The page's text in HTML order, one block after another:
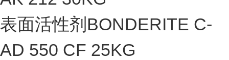
表面活性剂BONDERITE C-
AD 550 CF 25KG